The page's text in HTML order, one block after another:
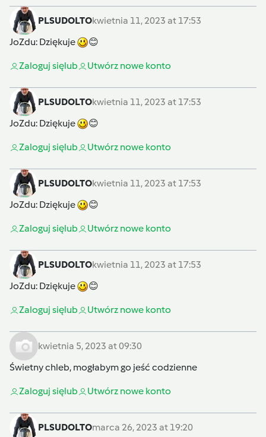
PLSUDOLTOkwietnia 11, 2023 at 17:53
JoZdu: Dziękuje 😊
Zaloguj sięlub Utwórz nowe konto
PLSUDOLTOkwietnia 11, 2023 at 17:53
JoZdu: Dziękuje 😊
Zaloguj sięlub Utwórz nowe konto
PLSUDOLTOkwietnia 11, 2023 at 17:53
JoZdu: Dziękuje 😊
Zaloguj sięlub Utwórz nowe konto
PLSUDOLTOkwietnia 11, 2023 at 17:53
JoZdu: Dziękuje 😊
Zaloguj sięlub Utwórz nowe konto
kwietnia 5, 2023 at 09:30
Świetny chleb, mogłabym go jeść codzienne
Zaloguj sięlub Utwórz nowe konto
PLSUDOLTOmarca 26, 2023 at 19:20